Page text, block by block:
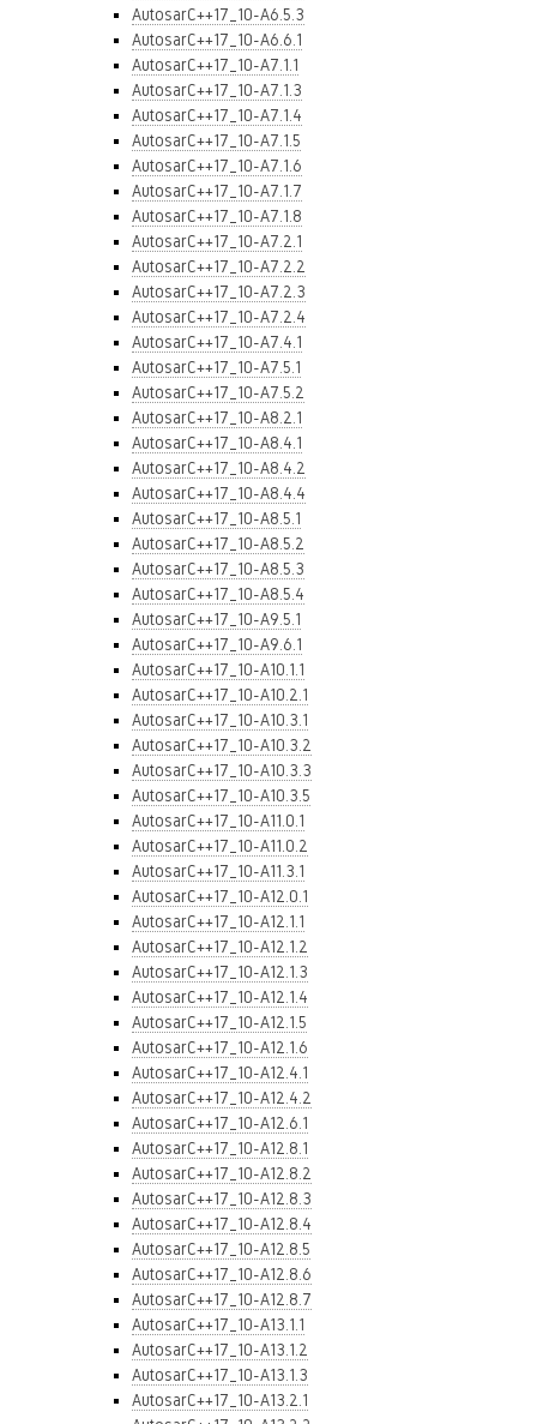
AutosarC++17_10-A6.5.3
AutosarC++17_10-A6.6.1
AutosarC++17_10-A7.1.1
AutosarC++17_10-A7.1.3
AutosarC++17_10-A7.1.4
AutosarC++17_10-A7.1.5
AutosarC++17_10-A7.1.6
AutosarC++17_10-A7.1.7
AutosarC++17_10-A7.1.8
AutosarC++17_10-A7.2.1
AutosarC++17_10-A7.2.2
AutosarC++17_10-A7.2.3
AutosarC++17_10-A7.2.4
AutosarC++17_10-A7.4.1
AutosarC++17_10-A7.5.1
AutosarC++17_10-A7.5.2
AutosarC++17_10-A8.2.1
AutosarC++17_10-A8.4.1
AutosarC++17_10-A8.4.2
AutosarC++17_10-A8.4.4
AutosarC++17_10-A8.5.1
AutosarC++17_10-A8.5.2
AutosarC++17_10-A8.5.3
AutosarC++17_10-A8.5.4
AutosarC++17_10-A9.5.1
AutosarC++17_10-A9.6.1
AutosarC++17_10-A10.1.1
AutosarC++17_10-A10.2.1
AutosarC++17_10-A10.3.1
AutosarC++17_10-A10.3.2
AutosarC++17_10-A10.3.3
AutosarC++17_10-A10.3.5
AutosarC++17_10-A11.0.1
AutosarC++17_10-A11.0.2
AutosarC++17_10-A11.3.1
AutosarC++17_10-A12.0.1
AutosarC++17_10-A12.1.1
AutosarC++17_10-A12.1.2
AutosarC++17_10-A12.1.3
AutosarC++17_10-A12.1.4
AutosarC++17_10-A12.1.5
AutosarC++17_10-A12.1.6
AutosarC++17_10-A12.4.1
AutosarC++17_10-A12.4.2
AutosarC++17_10-A12.6.1
AutosarC++17_10-A12.8.1
AutosarC++17_10-A12.8.2
AutosarC++17_10-A12.8.3
AutosarC++17_10-A12.8.4
AutosarC++17_10-A12.8.5
AutosarC++17_10-A12.8.6
AutosarC++17_10-A12.8.7
AutosarC++17_10-A13.1.1
AutosarC++17_10-A13.1.2
AutosarC++17_10-A13.1.3
AutosarC++17_10-A13.2.1